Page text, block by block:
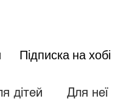
Підписка на хобі
дітей Для неї